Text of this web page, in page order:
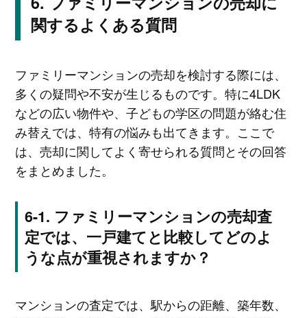
関するよくある質問
ファミリーマンションの売却を検討する際には、
多くの疑問や不安が生じるものです。特に4LDK
などの広い物件や、子どもの学区の問題が絡む住
み替えでは、特有の悩みも出てきます。ここで
は、売却に関してよく寄せられる質問とその回答
をまとめました。
ファミリーマンションの売却査
定では、一戸建てと比較してどのよ
うな点が重視されますか？
マンションの査定では、駅からの距離、築年数、